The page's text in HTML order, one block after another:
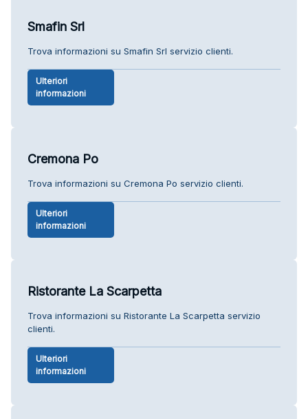
Smafin Srl
Trova informazioni su Smafin Srl servizio clienti.
Ulteriori
informazioni
Cremona Po
Trova informazioni su Cremona Po servizio clienti.
Ulteriori
informazioni
Ristorante La Scarpetta
Trova informazioni su Ristorante La Scarpetta servizio
clienti.
Ulteriori
informazioni